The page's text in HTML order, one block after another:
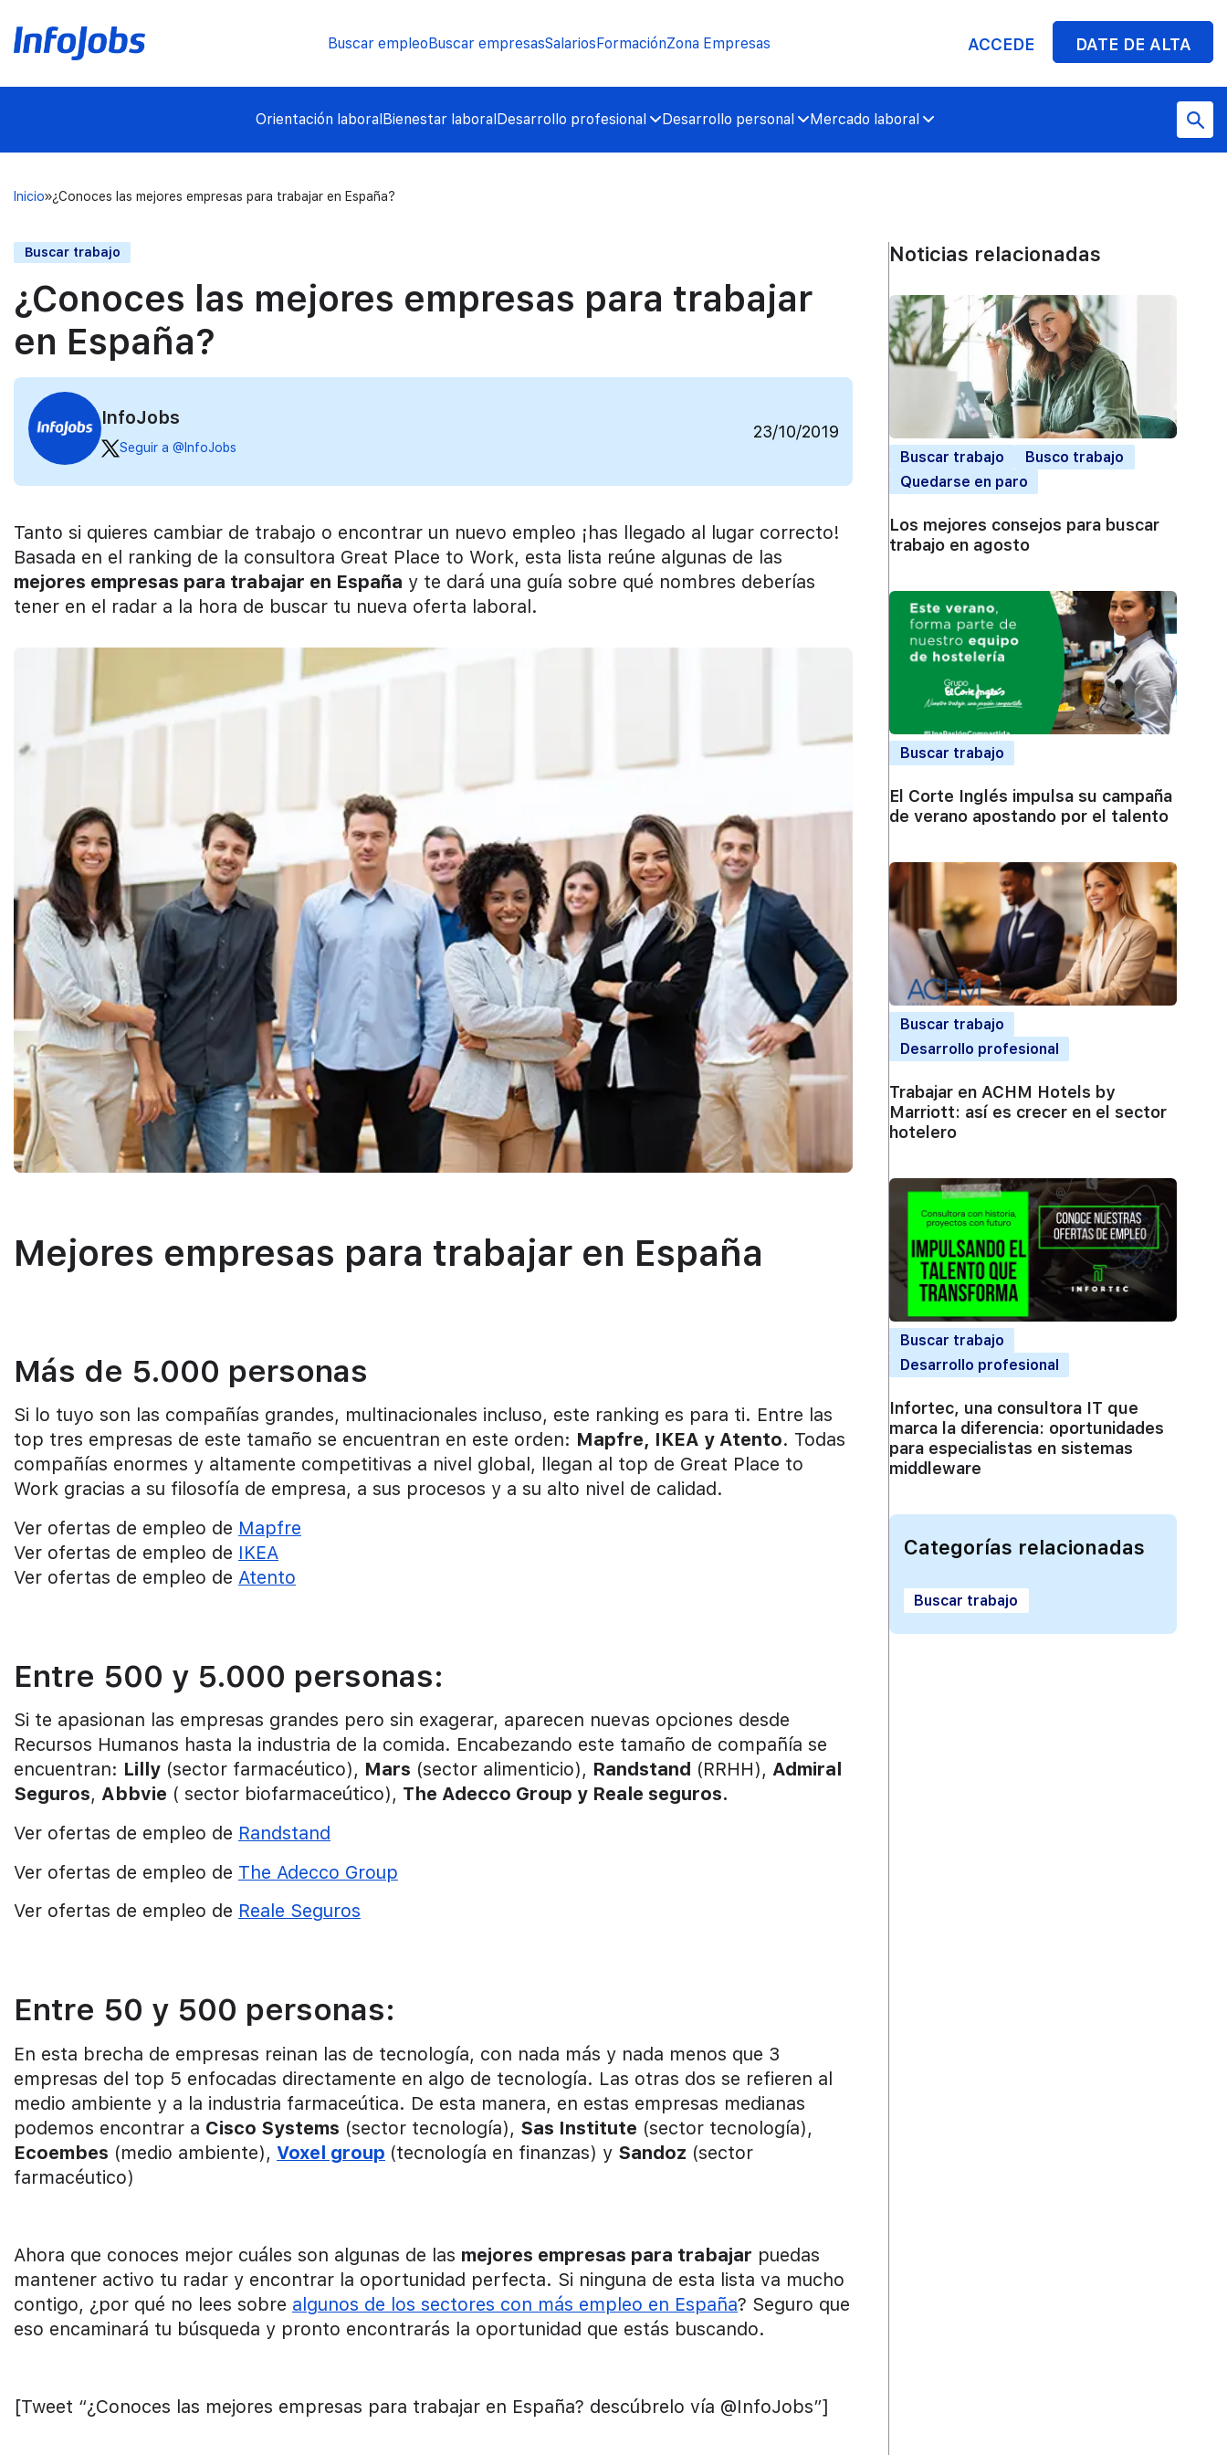
Buscar empleoBuscar empresasSalariosFormaciónZona Empresas ACCEDE DATE DE ALTA
Orientación laboralBienestar laboralDesarrollo profesional Desarrollo personal Mercado laboral
Inicio ¿Conoces las mejores empresas para trabajar en España?
Buscar trabajo
¿Conoces las mejores empresas para trabajar
en España?
InfoJobs
Seguir a @InfoJobs
23/10/2019
Tanto si quieres cambiar de trabajo o encontrar un nuevo empleo ¡has llegado al lugar correcto!
Basada en el ranking de la consultora Great Place to Work, esta lista reúne algunas de las
mejores empresas para trabajar en España y te dará una guía sobre qué nombres deberías
tener en el radar a la hora de buscar tu nueva oferta laboral.
Mejores empresas para trabajar en España
Más de 5.000 personas
Si lo tuyo son las compañías grandes, multinacionales incluso, este ranking es para ti. Entre las
top tres empresas de este tamaño se encuentran en este orden: Mapfre, IKEA y Atento. Todas
compañías enormes y altamente competitivas a nivel global, llegan al top de Great Place to
Work gracias a su filosofía de empresa, a sus procesos y a su alto nivel de calidad.
Ver ofertas de empleo de Mapfre
Ver ofertas de empleo de IKEA
Ver ofertas de empleo de Atento
Entre 500 y 5.000 personas:
Si te apasionan las empresas grandes pero sin exagerar, aparecen nuevas opciones desde
Recursos Humanos hasta la industria de la comida. Encabezando este tamaño de compañía se
encuentran: Lilly (sector farmacéutico), Mars (sector alimenticio), Randstand (RRHH), Admiral
Seguros, Abbvie ( sector biofarmaceútico), The Adecco Group y Reale seguros.
Ver ofertas de empleo de Randstand
Ver ofertas de empleo de The Adecco Group
Ver ofertas de empleo de Reale Seguros
Entre 50 y 500 personas:
En esta brecha de empresas reinan las de tecnología, con nada más y nada menos que 3
empresas del top 5 enfocadas directamente en algo de tecnología. Las otras dos se refieren al
medio ambiente y a la industria farmaceútica. De esta manera, en estas empresas medianas
podemos encontrar a Cisco Systems (sector tecnología), Sas Institute (sector tecnología),
Ecoembes (medio ambiente), Voxel group (tecnología en finanzas) y Sandoz (sector
farmacéutico)
Ahora que conoces mejor cuáles son algunas de las mejores empresas para trabajar puedas
mantener activo tu radar y encontrar la oportunidad perfecta. Si ninguna de esta lista va mucho
contigo, ¿por qué no lees sobre algunos de los sectores con más empleo en España? Seguro que
eso encaminará tu búsqueda y pronto encontrarás la oportunidad que estás buscando.
[Tweet “¿Conoces las mejores empresas para trabajar en España? descúbrelo vía @InfoJobs”]
Noticias relacionadas
Buscar trabajo
Busco trabajo
Quedarse en paro
Los mejores consejos para buscar
trabajo en agosto
Buscar trabajo
El Corte Inglés impulsa su campaña
de verano apostando por el talento
Buscar trabajo
Desarrollo profesional
Trabajar en ACHM Hotels by
Marriott: así es crecer en el sector
hotelero
Buscar trabajo
Desarrollo profesional
Infortec, una consultora IT que
marca la diferencia: oportunidades
para especialistas en sistemas
middleware
Categorías relacionadas
Buscar trabajo